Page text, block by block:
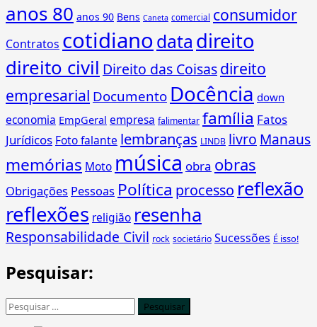
anos 80 anos 90 Bens Caneta comercial consumidor
Contratos cotidianodata direito
direito civil Direito das Coisasdireito
empresarial Documento Docência down
economia EmpGeral empresa falimentar família Fatos
Jurídicos Foto falante lembranças LINDB livro Manaus
memórias Moto música obra obras
Obrigações Pessoas Política processo reflexão
reflexões religião resenha
Responsabilidade Civil rock societário Sucessões É isso!
Pesquisar:
Pesquisar